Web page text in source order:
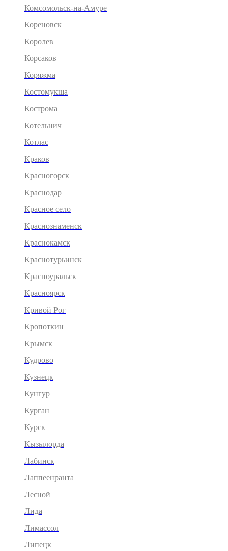
Комсомольск-на-Амуре
Кореновск
Королев
Корсаков
Коряжма
Костомукша
Кострома
Котельнич
Котлас
Краков
Красногорск
Краснодар
Красное село
Краснознаменск
Краснокамск
Краснотурьинск
Красноуральск
Красноярск
Кривой Рог
Кропоткин
Крымск
Кудрово
Кузнецк
Кунгур
Курган
Курск
Кызылорда
Лабинск
Лаппеенранта
Лесной
Лида
Лимассол
Липецк